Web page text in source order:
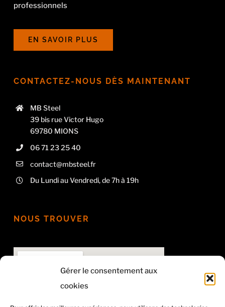
Gérer le consentement aux
cookies
professionnels
EN SAVOIR PLUS
CONTACTEZ-NOUS DÈS MAINTENANT
MB Steel
39 bis rue Victor Hugo
69780 MIONS
06 71 23 25 40
contact@mbsteel.fr
Du Lundi au Vendredi, de 7h à 19h
NOUS TROUVER